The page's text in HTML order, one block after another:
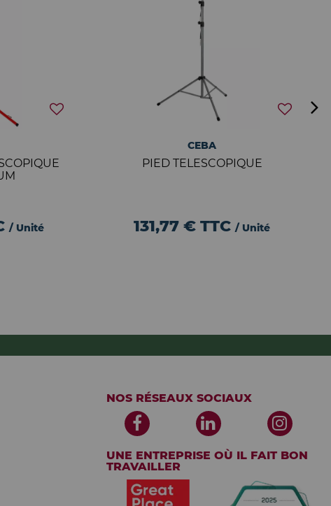
/ Unité
CEBA
PIED TELESCOPIQUE
131,77 €TTC / Unité
NOS RÉSEAUX SOCIAUX
UNE ENTREPRISE OÙ IL FAIT BON
TRAVAILLER